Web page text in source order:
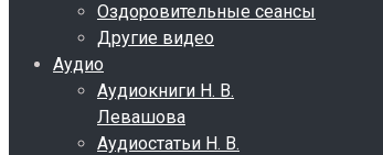
Оздоровительные сеансы
Другие видео
Аудио
Аудиокниги Н. В.
Левашова
Аудиостатьи Н. В.